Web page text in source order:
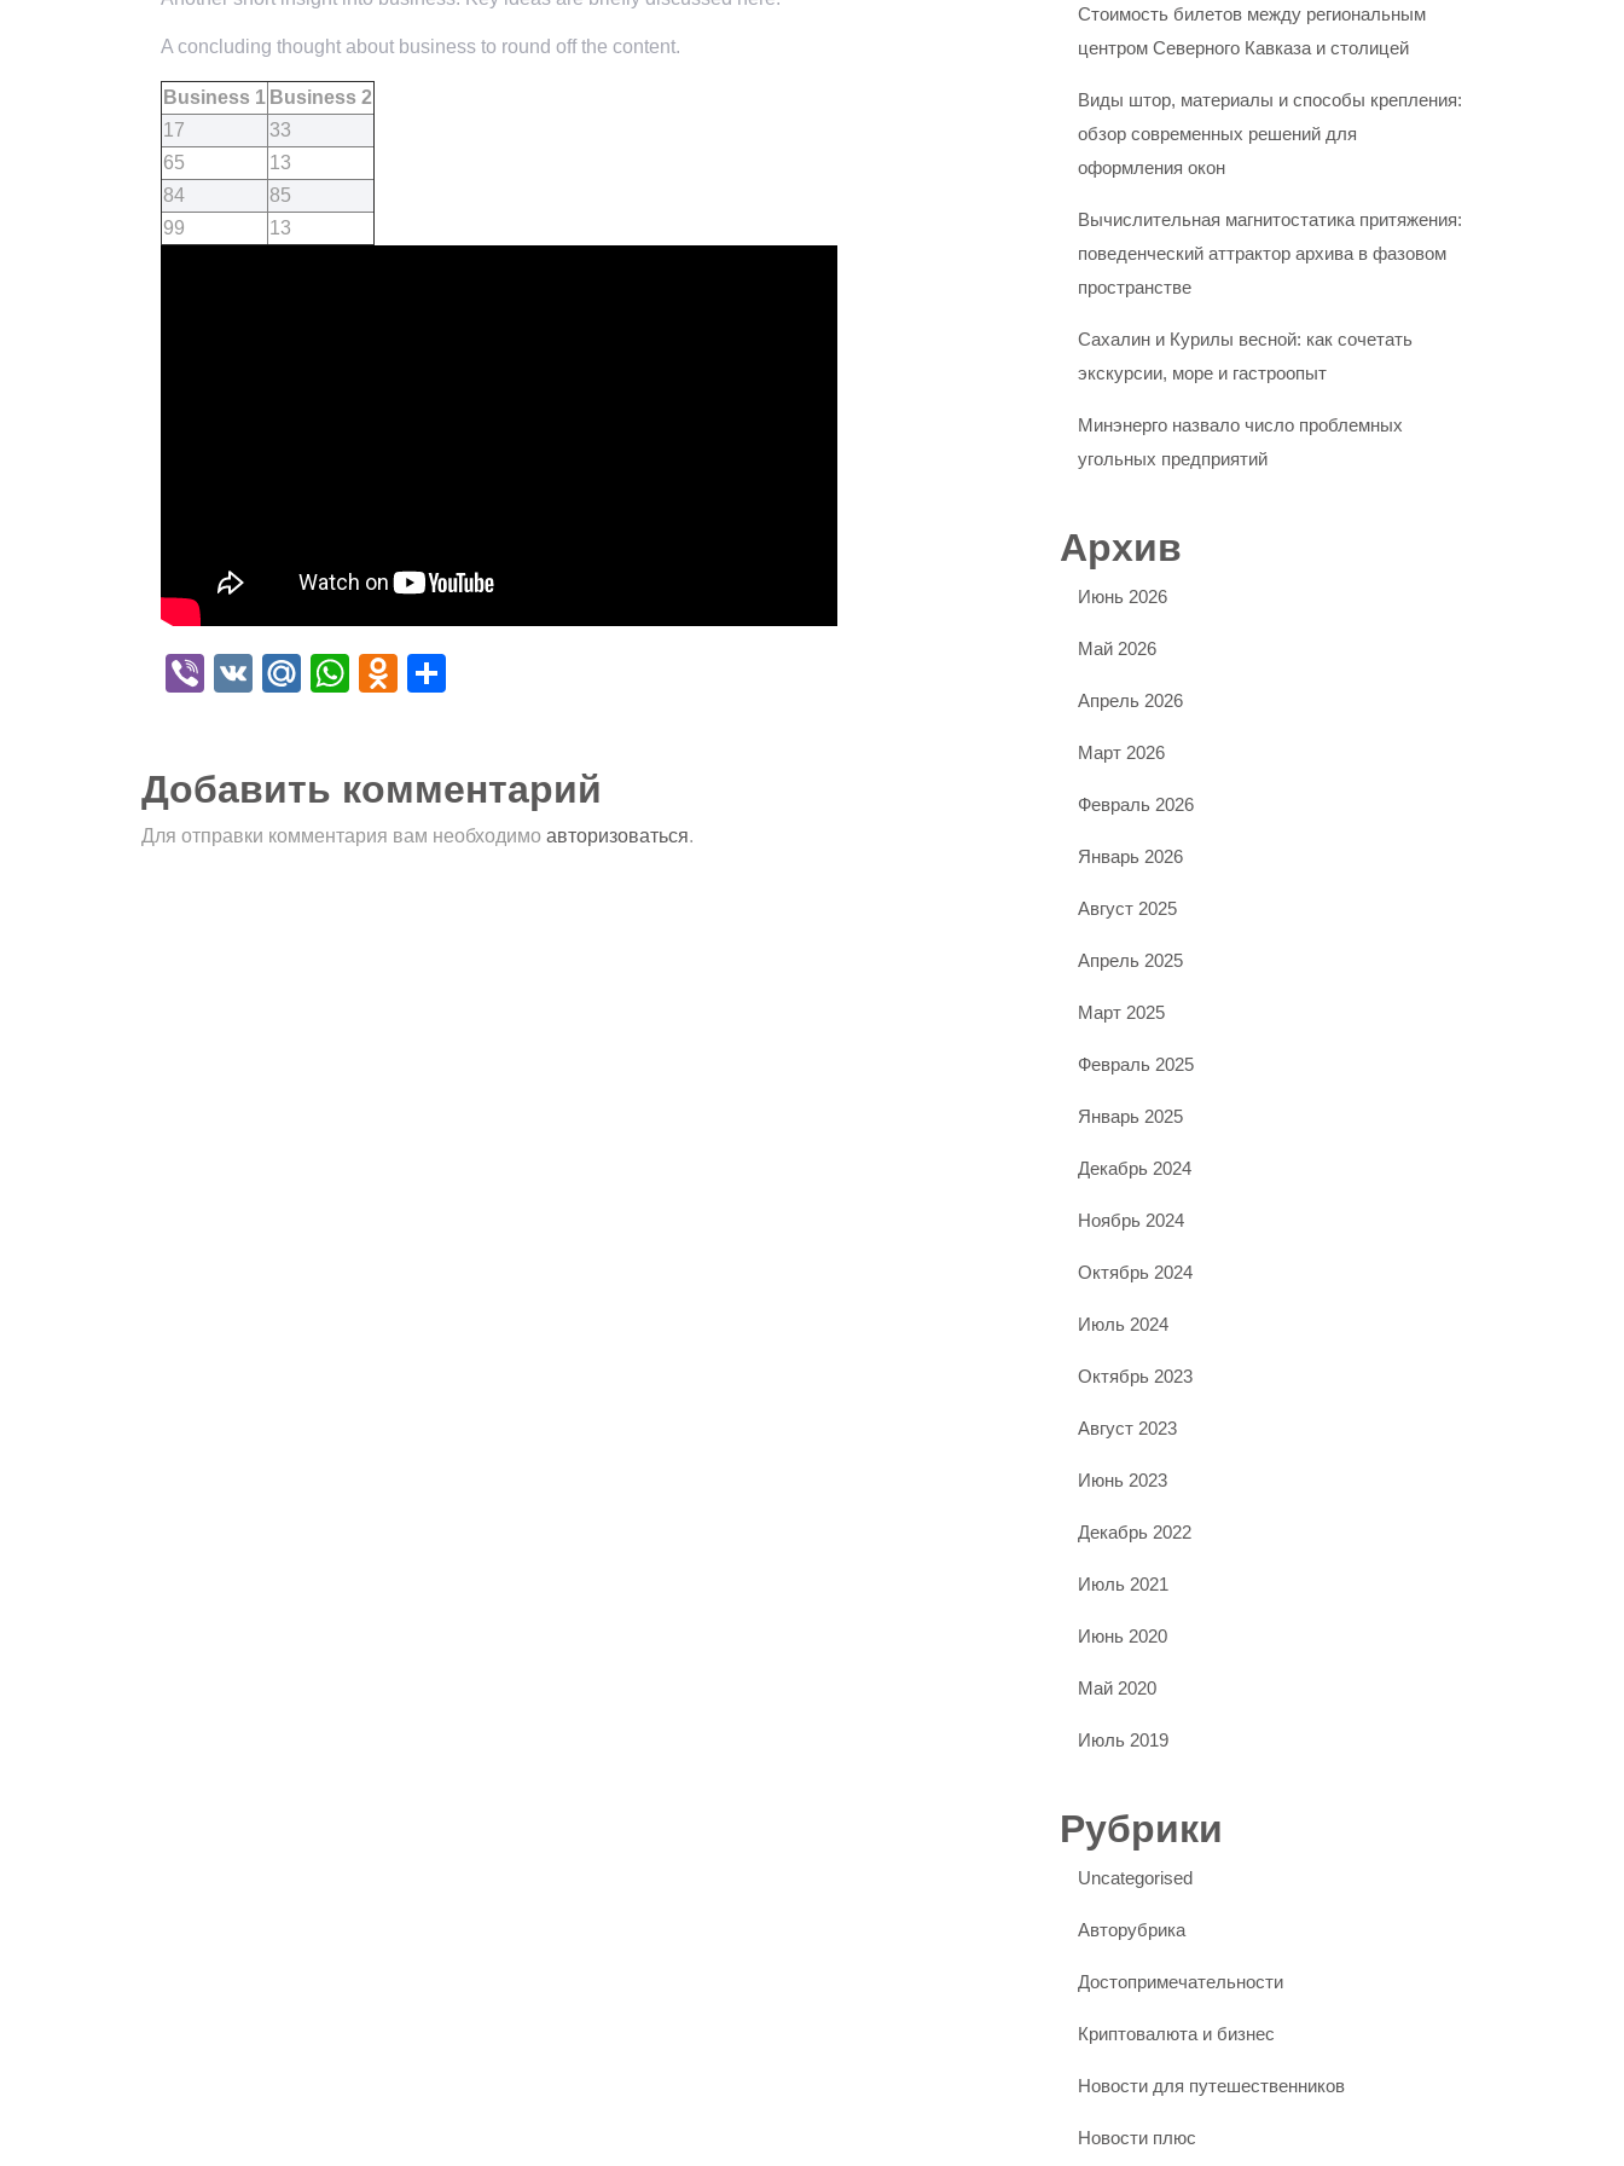
A concluding thought about business to round off the content.
Business 1 Business 2
17
33
65
13
84
85
99
13
Viber
VK Mail.Ru
WhatsApp
Odnoklassniki
Добавить комментарий
Для отправки комментария вам необходимо авторизоваться.
Стоимость билетов между региональным
центром Северного Кавказа и столицей
Виды штор, материалы и способы крепления:
обзор современных решений для
оформления окон
Вычислительная магнитостатика притяжения:
поведенческий аттрактор архива в фазовом
пространстве
Сахалин и Курилы весной: как сочетать
экскурсии, море и гастроопыт
Минэнерго назвало число проблемных
угольных предприятий
Архив
Июнь 2026
Май 2026
Апрель 2026
Март 2026
Февраль 2026
Январь 2026
Август 2025
Апрель 2025
Март 2025
Февраль 2025
Январь 2025
Декабрь 2024
Ноябрь 2024
Октябрь 2024
Июль 2024
Октябрь 2023
Август 2023
Июнь 2023
Декабрь 2022
Июль 2021
Июнь 2020
Май 2020
Июль 2019
Рубрики
Uncategorised
Авторубрика
Достопримечательности
Криптовалюта и бизнес
Новости для путешественников
Новости плюс